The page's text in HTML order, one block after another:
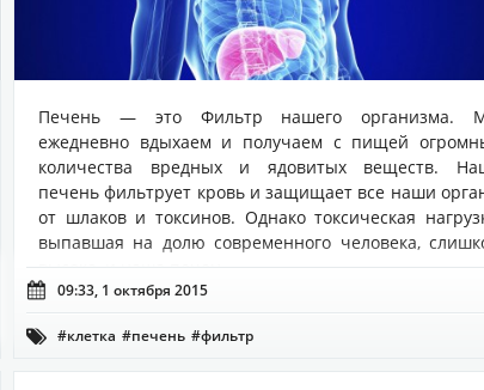
Печень — это Фильтр нашего организма.
ежедневно вдыхаем и получаем с пищей
количества вредных и ядовитых веществ.
печень фильтрует кровь и защищает все наши
от шлаков и токсинов. Однако токсическая
выпавшая на долю современного человека,
высока, и наша печен...
 09:33, 1 октября 2015
 #клетка #печень #фильтр